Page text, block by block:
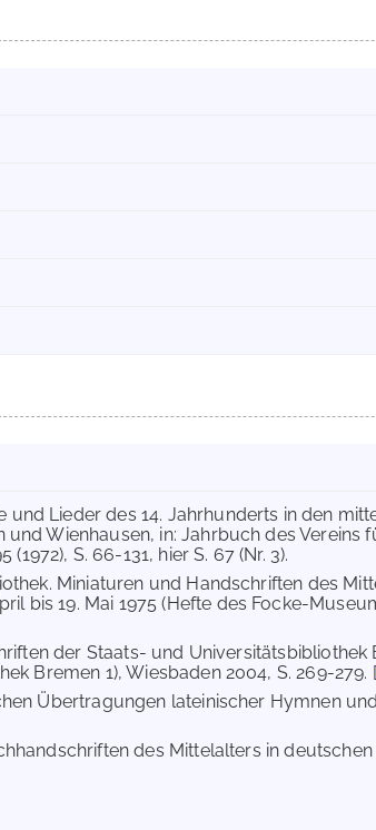
und Lieder des 14. Jahrhunderts in den
Wienhausen, in: Jahrbuch des Vereins
S. 66-131, hier S. 67 (Nr. 3).
Miniaturen und Handschriften des
bis 19. Mai 1975 (Hefte des Focke-
der Staats- und Universitätsbibliothek
Bremen 1), Wiesbaden 2004, S. 269-279. [
Übertragungen lateinischer Hymnen
des Mittelalters in